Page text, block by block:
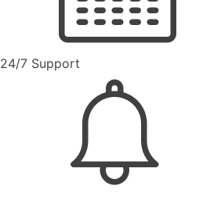
24/7 Support